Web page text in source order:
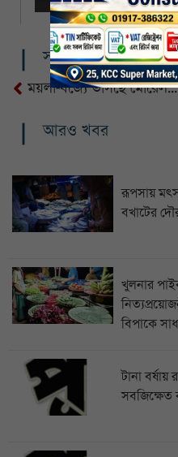
সম্পর্কিত খবর
ময়লা-বর্জ্যে ভাসছে মোরেলগঞ্জ পৌরসভা
আরও খবর
রূপসায়
বখাটের
খুলনার
বিপাকে
টানা
সবজিক্ষেত